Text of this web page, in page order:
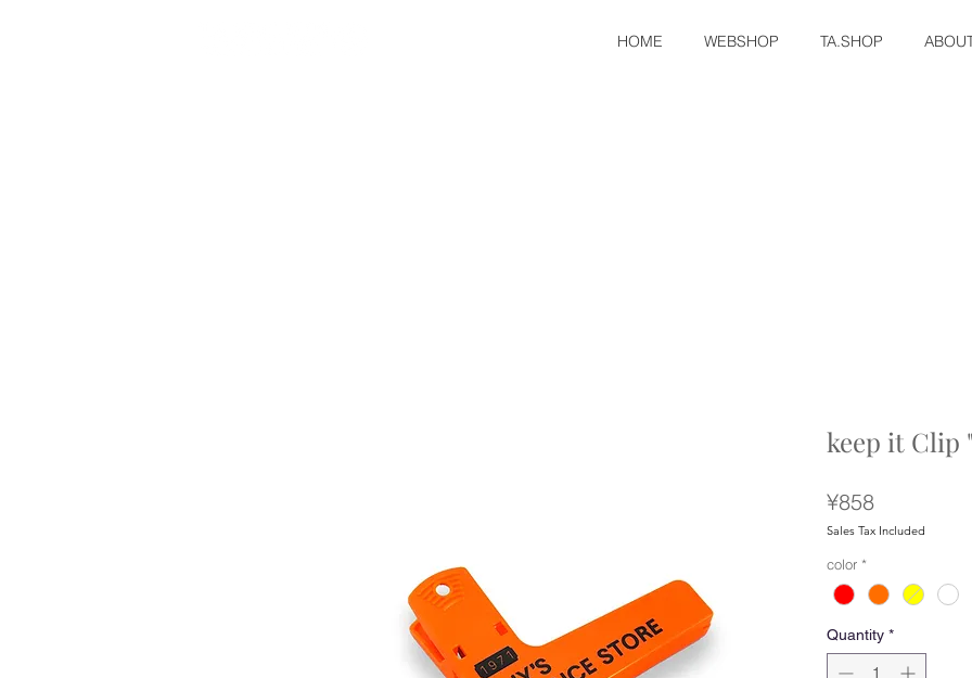
HOME WEBSHOP TA.SHOP
keep it Clip
¥858Price
Sales Tax Included
color *
Quantity *